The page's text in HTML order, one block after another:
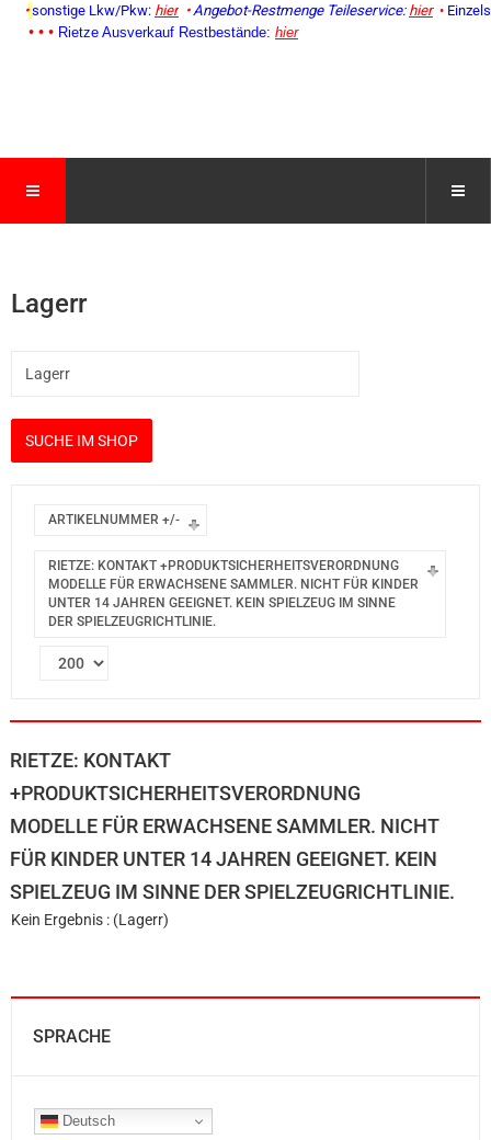
• sonstige Lkw/Pkw: hier • Angebot-Restmenge Teileservice: hier •
• • • Rietze Ausverkauf Restbestände: hier
Lagerr
ARTIKELNUMMER +/-
RIETZE: KONTAKT +PRODUKTSICHERHEITSVERORDNUNG
MODELLE FÜR ERWACHSENE SAMMLER. NICHT FÜR KINDER
UNTER 14 JAHREN GEEIGNET. KEIN SPIELZEUG IM SINNE
DER SPIELZEUGRICHTLINIE.
RIETZE: KONTAKT
+PRODUKTSICHERHEITSVERORDNUNG
MODELLE FÜR ERWACHSENE SAMMLER. NICHT
FÜR KINDER UNTER 14 JAHREN GEEIGNET. KEIN
SPIELZEUG IM SINNE DER SPIELZEUGRICHTLINIE.
Kein Ergebnis : (Lagerr)
SPRACHE
Deutsch